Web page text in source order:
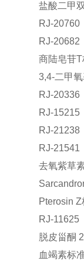
盐酸二甲
RJ-
RJ-
商陆皂苷
3,4-二甲
RJ-
RJ-
RJ-
RJ-
去氧紫草
Pterosin
RJ-
脱皮甾酮
血竭素标